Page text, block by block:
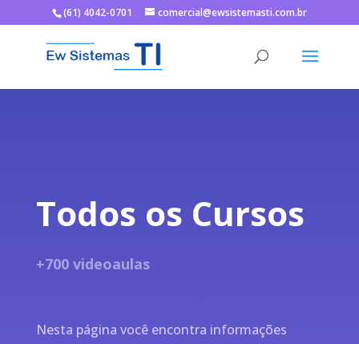
(61) 4042-0701 comercial@ewsistemasti.com.br
Todos os Cursos
+700 videoaulas
Nesta página você encontra informações